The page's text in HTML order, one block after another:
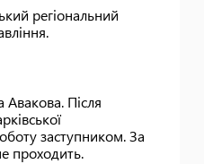
регіональний
Після
заступником. За
проходить.